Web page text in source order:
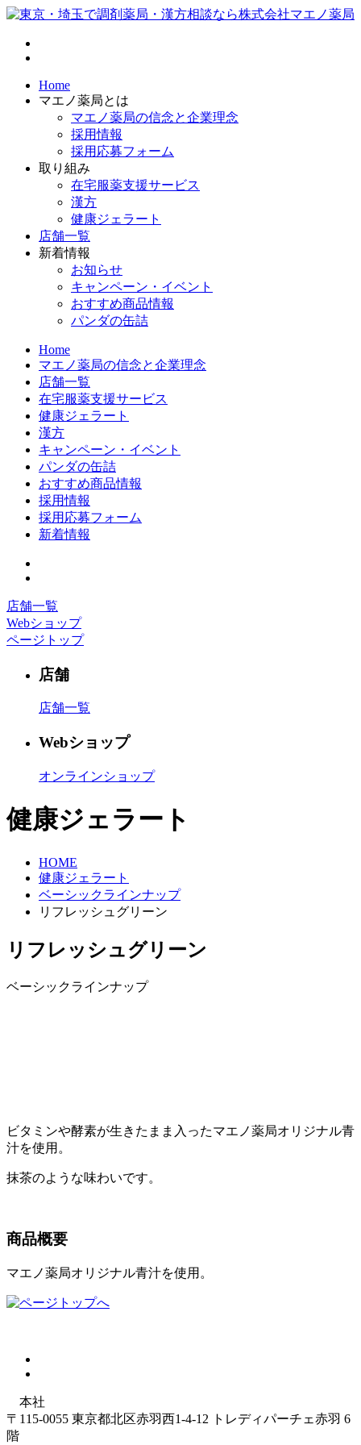
Home
マエノ薬局とは
マエノ薬局の信念と企業理念
採用情報
採用応募フォーム
取り組み
在宅服薬支援サービス
漢方
健康ジェラート
店舗一覧
新着情報
お知らせ
キャンペーン・イベント
おすすめ商品情報
パンダの缶詰
Home
マエノ薬局の信念と企業理念
店舗一覧
在宅服薬支援サービス
健康ジェラート
漢方
キャンペーン・イベント
パンダの缶詰
おすすめ商品情報
採用情報
採用応募フォーム
新着情報
店舗一覧
Webショップ
ページトップ
店舗
店舗一覧
Webショップ
オンラインショップ
健康ジェラート
HOME
健康ジェラート
ベーシックラインナップ
リフレッシュグリーン
リフレッシュグリーン
ベーシックラインナップ
ビタミンや酵素が生きたまま入ったマエノ薬局オリジナル青
汁を使用。
抹茶のような味わいです。
商品概要
マエノ薬局オリジナル青汁を使用。
本社
〒115-0055 東京都北区赤羽西1-4-12 トレディパーチェ赤羽 6
階